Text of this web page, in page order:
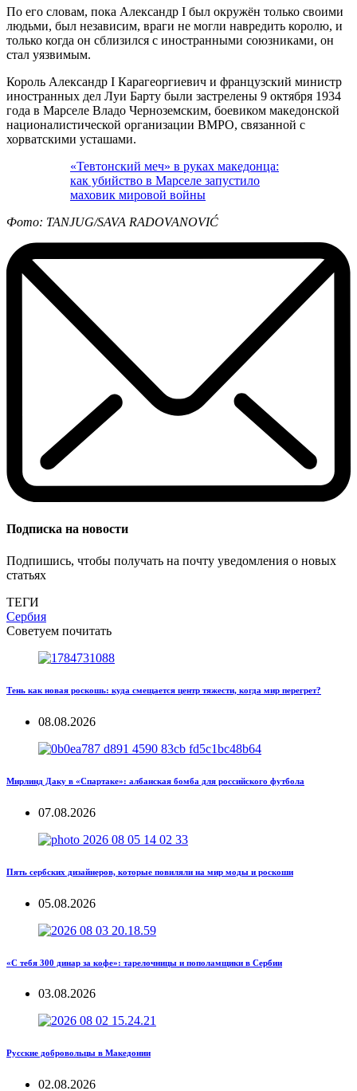
По его словам, пока Александр I был окружён только своими
людьми, был независим, враги не могли навредить королю, и
только когда он сблизился с иностранными союзниками, он
стал уязвимым.
Король Александр I Карагеоргиевич и французский министр
иностранных дел Луи Барту были застрелены 9 октября 1934
года в Марселе Владо Черноземским, боевиком македонской
националистической организации ВМРО, связанной с
хорватскими усташами.
«Тевтонский меч» в руках македонца:
как убийство в Марселе запустило
маховик мировой войны
Фото: TANJUG/SAVA RADOVANOVIĆ
Подписка на новости
Подпишись, чтобы получать на почту уведомления о новых
статьях
ТЕГИ
Сербия
Советуем почитать
Тень как новая роскошь: куда смещается центр тяжести, когда мир перегрет?
08.08.2026
Мирлинд Даку в «Спартаке»: албанская бомба для российского футбола
07.08.2026
Пять сербских дизайнеров, которые повиляли на мир моды и роскоши
05.08.2026
«С тебя 300 динар за кофе»: тарелочницы и пополамщики в Сербии
03.08.2026
Русские добровольцы в Македонии
02.08.2026